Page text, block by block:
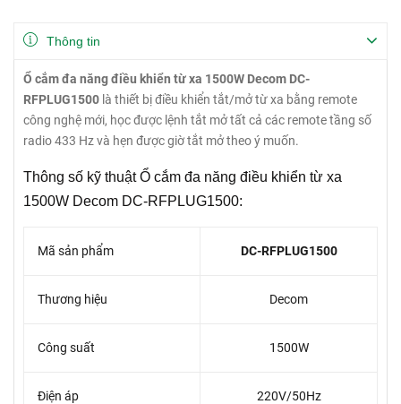
Thông tin
Ổ cắm đa năng điều khiển từ xa 1500W Decom DC-
RFPLUG1500 là thiết bị điều khiển tắt/mở từ xa bằng remote
công nghệ mới, học được lệnh tắt mở tất cả các remote tầng số
radio 433 Hz và hẹn được giờ tắt mở theo ý muốn.
Thông số kỹ thuật Ổ cắm đa năng điều khiển từ xa
1500W Decom DC-RFPLUG1500:
Mã sản phẩm DC-RFPLUG1500
Thương hiệu Decom
Công suất 1500W
Điện áp 220V/50Hz